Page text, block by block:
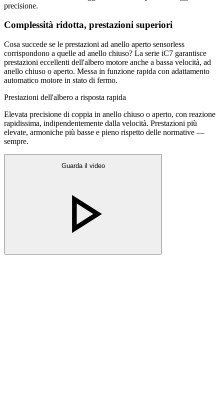
precisione.
Complessità ridotta, prestazioni superiori
Cosa succede se le prestazioni ad anello aperto sensorless
corrispondono a quelle ad anello chiuso? La serie iC7 garantisce
prestazioni eccellenti dell'albero motore anche a bassa velocità, ad
anello chiuso o aperto. Messa in funzione rapida con adattamento
automatico motore in stato di fermo.
Prestazioni dell'albero a risposta rapida
Elevata precisione di coppia in anello chiuso o aperto, con reazione
rapidissima, indipendentemente dalla velocità. Prestazioni più
elevate, armoniche più basse e pieno rispetto delle normative —
sempre.
Guarda il video